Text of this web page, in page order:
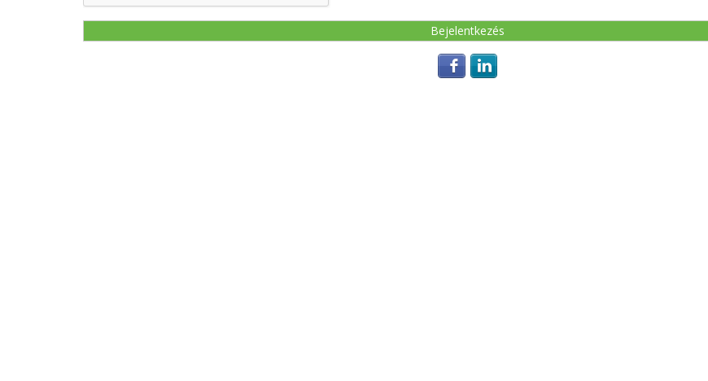
Login with Facebook